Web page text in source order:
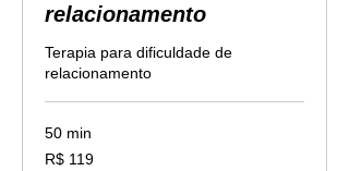
relacionamento
Terapia para dificuldade de
relacionamento
50 min
119
Reais
R$ 119